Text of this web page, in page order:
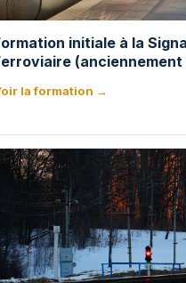
initiale à la
(anciennement
la formation →